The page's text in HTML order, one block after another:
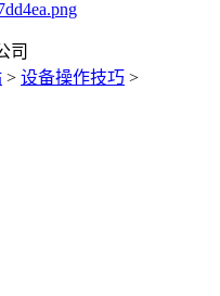
> 设备操作技巧 >